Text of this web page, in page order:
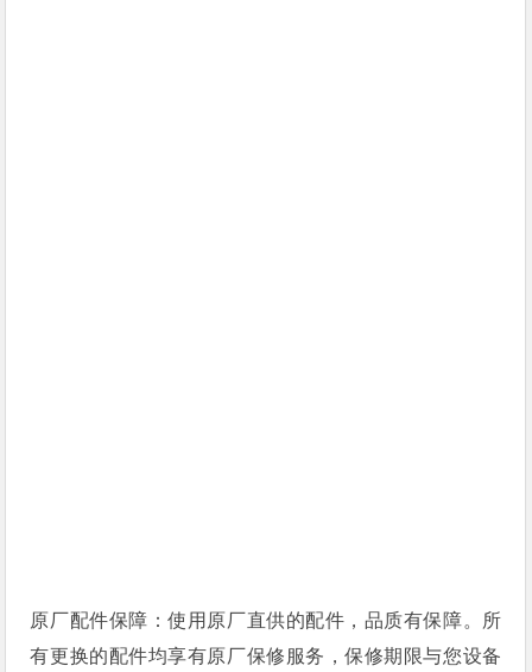
原厂配件保障：使用原厂直供的配件，品质有保障。所
有更换的配件均享有原厂保修服务，保修期限与您设备